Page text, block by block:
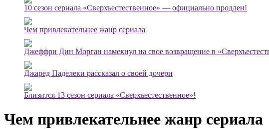
10 сезон сериала «Сверхъестественное» — официально продлен!
Чем привлекательнее жанр сериала
Джеффри Дин Морган намекнул на свое возвращение в
Джаред Паделеки рассказал о своей дочери
Близится 13 сезон сериала «Сверхъестественное»!
Чем привлекательнее жанр сериала